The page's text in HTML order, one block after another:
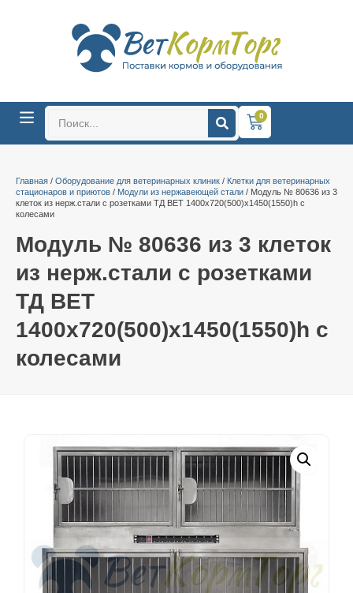
0
Главная / Оборудование для ветеринарных клиник / Клетки для ветеринарных
стационаров и приютов / Модули из нержавеющей стали / Модуль № 80636 из 3
клеток из нерж.стали с розетками ТД ВЕТ 1400х720(500)х1450(1550)h с
колесами
Модуль № 80636 из 3 клеток
из нерж.стали с розетками
ТД ВЕТ
1400х720(500)х1450(1550)h с
колесами